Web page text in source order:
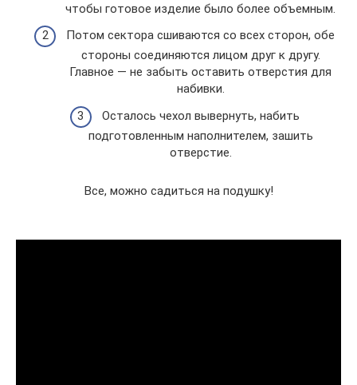
чтобы готовое изделие было более объемным.
Потом сектора сшиваются со всех сторон, обе
стороны соединяются лицом друг к другу.
Главное — не забыть оставить отверстия для
набивки.
Осталось чехол вывернуть, набить
подготовленным наполнителем, зашить
отверстие.
Все, можно садиться на подушку!